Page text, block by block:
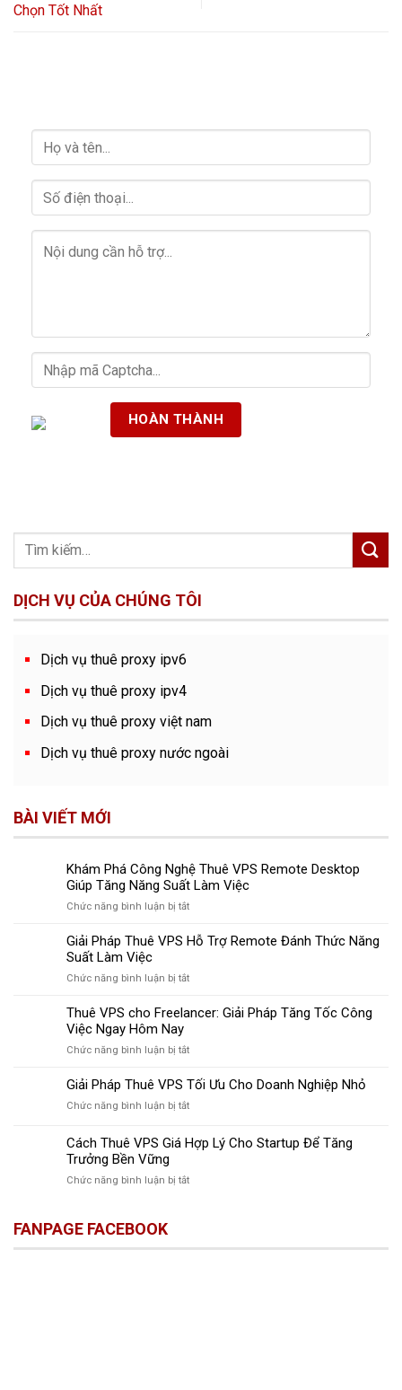
Chọn Tốt Nhất
DỊCH VỤ CỦA CHÚNG TÔI
Dịch vụ thuê proxy ipv6
Dịch vụ thuê proxy ipv4
Dịch vụ thuê proxy việt nam
Dịch vụ thuê proxy nước ngoài
BÀI VIẾT MỚI
Khám Phá Công Nghệ Thuê VPS Remote Desktop
Giúp Tăng Năng Suất Làm Việc
Chức năng bình luận bị tắtở
Phá
Thuê
Remote
Suất
Làm
Giải Pháp Thuê VPS Hỗ Trợ Remote Đánh Thức Năng
Suất Làm Việc
Chức năng bình luận bị tắtở
Pháp
Hỗ
Remote
Suất
Việc
Thuê VPS cho Freelancer: Giải Pháp Tăng Tốc Công
Việc Ngay Hôm Nay
Chức năng bình luận bị tắtở
VPS
Freelancer:
Pháp
Công
Nay
Giải Pháp Thuê VPS Tối Ưu Cho Doanh Nghiệp Nhỏ
Chức năng bình luận bị tắtở
Pháp
Thuê
Tối
Cách Thuê VPS Giá Hợp Lý Cho Startup Để Tăng
Trưởng Bền Vững
Chức năng bình luận bị tắtở
FANPAGE FACEBOOK